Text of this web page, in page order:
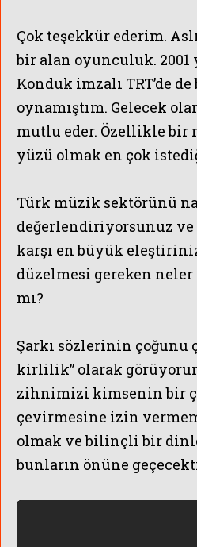
Çok teşekkür ederim.
bir alan oyunculuk. 2001
Konduk imzalı TRT’de
oynamıştım. Gelecek
mutlu eder. Özellikle bir
yüzü olmak en çok
Türk müzik sektörünü
değerlendiriyorsunuz
karşı en büyük
düzelmesi gereken neler
mı?
Şarkı sözlerinin çoğunu
kirlilik” olarak
zihnimizi kimsenin bir
çevirmesine izin
olmak ve bilinçli bir
bunların önüne